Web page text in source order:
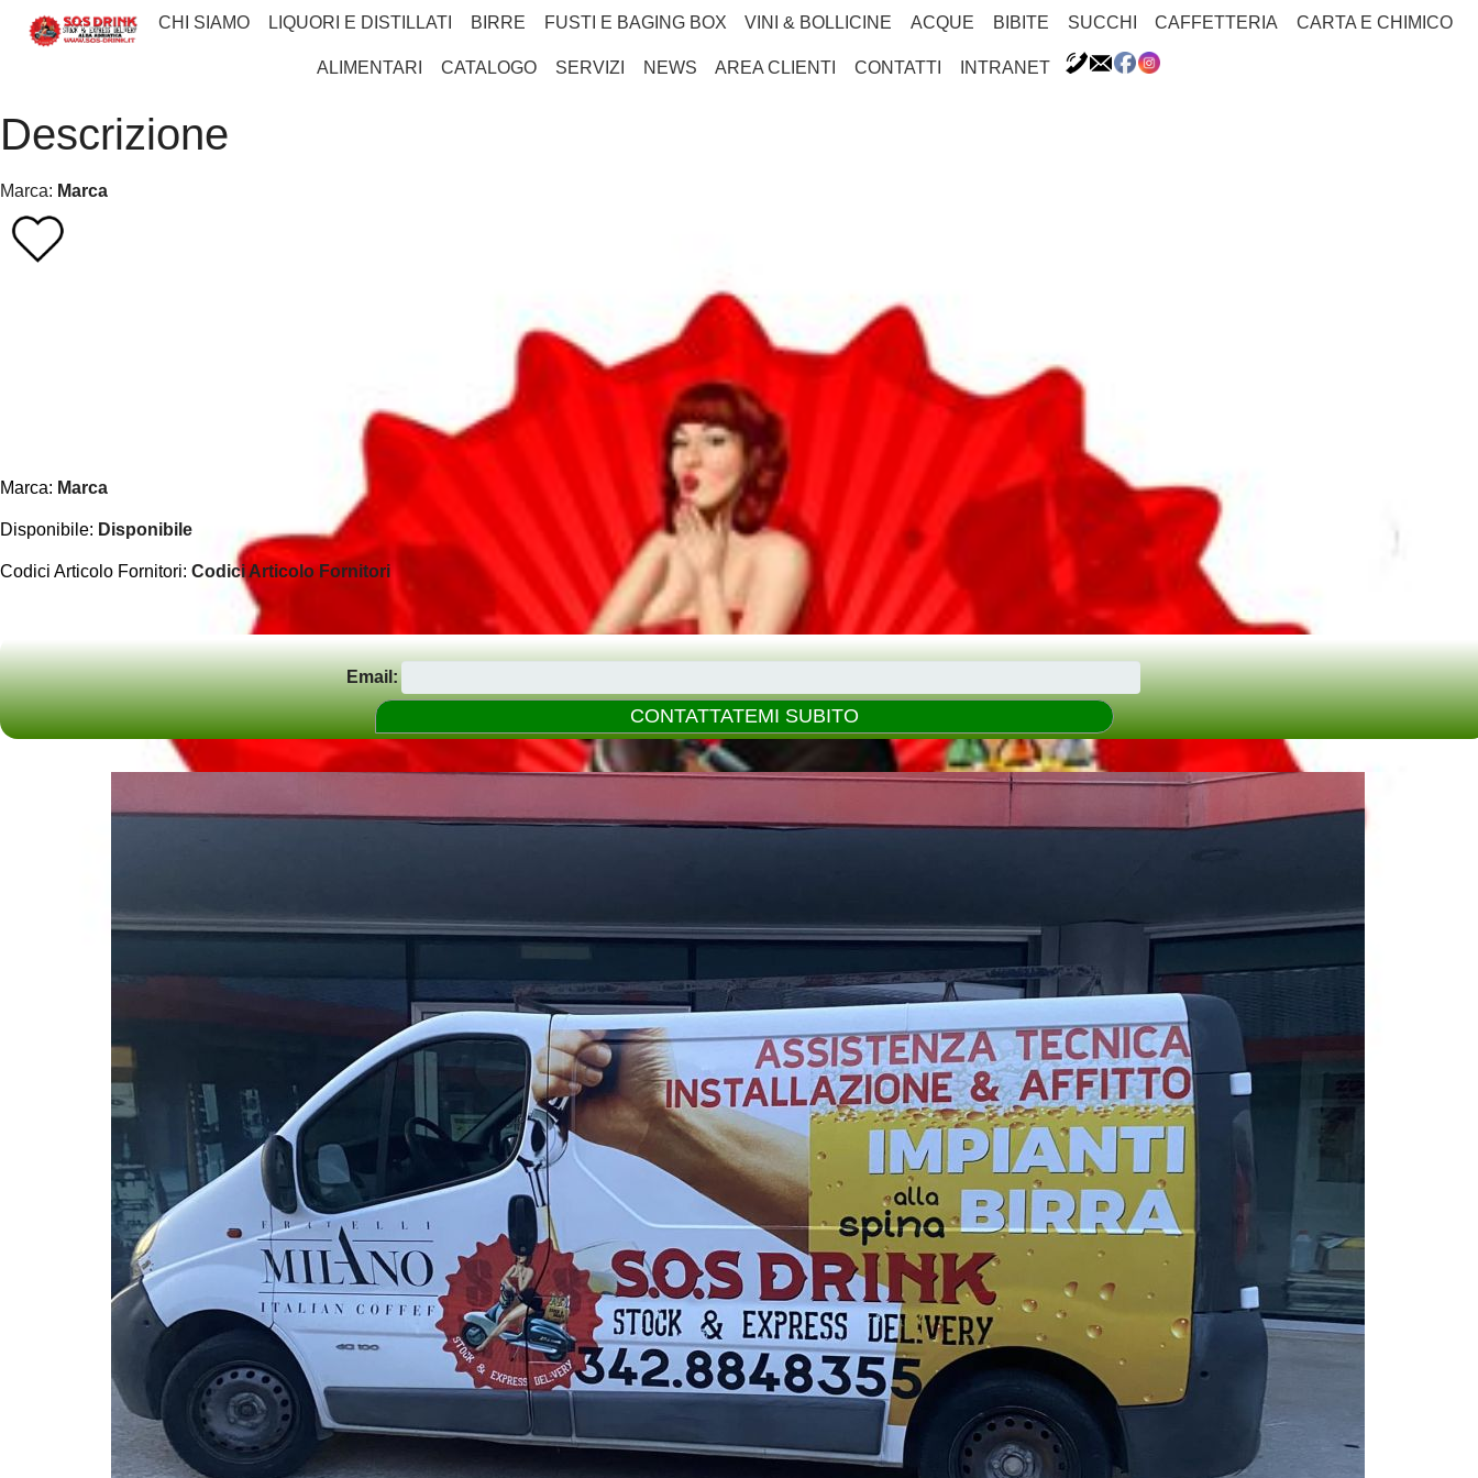
CHI SIAMO LIQUORI E DISTILLATI BIRRE FUSTI E BAGING BOX VINI & BOLLICINE ACQUE BIBITE SUCCHI CAFFETTERIA CARTA E CHIMICO
ALIMENTARI CATALOGO SERVIZI NEWS AREA CLIENTI CONTATTI INTRANET
Descrizione
Marca: Marca
Marca: Marca
Disponibile: Disponibile
Codici Articolo Fornitori: Codici Articolo Fornitori
Email: